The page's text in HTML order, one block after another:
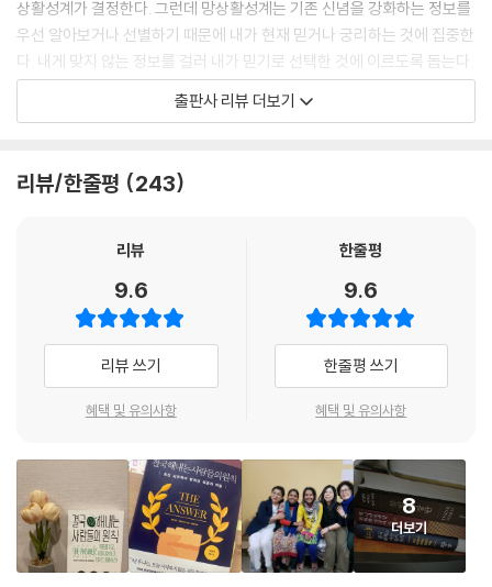
느니 저건 불가능하다느니 참견할 사람도 피하자. 딴지와 타박을 봉쇄하
자. 이 목록은 오직 나 자신에 대한 것이다. 꿈 목록을 꿈 도둑에게 보여 주
지 말자. 타인의 의견으로 자기 자신을 재단하지 말자.
치와 목적지 위치의 공간적 거리만 있는 것이 아니다. 어느 경우든 시간 개
가? 휴가 전까지 마쳐야 할 일들이 아직 남았는데 마감이 쿵쾅쿵쾅 다가오
고 있다는 생각이 초능력을 부른 것이다.마감의 힘은 이처럼 강력하다. 마
감은 사람들에게 박차를 가한다. 세상에 진행 중인 모든 프로젝트가 무사
히 완결되도록 채찍질한다.
지금의 내 처지와 형편 뒤에 숨은 진짜 원흉을 알고 싶은가? 내 재정 상태
싶은가? 간단하다. 거울 앞에 서 보라.
거기 범인이 있다. 범인은 바로 나 자신이다. 내 형편이 이렇게 된 것은 모
두 내 책임이다. 형편이 좋은 것도 내 덕분이고 형편이 나쁜 것도 내 탓이
다. 정신분열증이나 자폐증 같은 장애가 있는 게 아니라면, 회복 불능의 뇌
손상을 입은 게 아니라면, 극도로 억압적인 전체주의 사회에 사는 게 아니
상활성계가 결정한다. 그런데 망상활성계는 기존 신념을 강화하는 정보를
우선 알아보거나 선별하기 때문에 내가 현재 믿거나 궁리하는 것에 집중한
다. 내게 맞지 않는 정보를 걸러 내가 믿기로 선택한 것에 이르도록 돕는다.
같은 상황을 누구는 기회로 보고 누구는 난관으로 보는 것은 바로 이런 이
유 때문이다. 같은 사물이나 사건이라도 사람마다 부여하는 의미가 다르
다시 말해 우리의 뇌는 나의 신념 체계에 따라 내게 유리하게도 작용하고
는 사람은 그 믿음을 확인하고 강화하는 정보만을 보게 되고, 나아가 그 믿
있는 기회들을 망상활성계가 말끔히 치워주기 때문이다. 그 반대의 경우도
마찬가지다.
▼ 성공에 이르는 구체적인 방법!
미한 것만 선발해 나의 관심 속으로 밀어 넣고 나머지 무관한 정보는 미련
없이 잘라 낸다. 그러므로 원하는 것을 추상적 개념이 아니라 구체적이고
또렷한 그림으로 만들어 입력하는 것이 좋다. 특히, 평소에 긍정의 언어로
자신의 목표에 대해 소리 내어 말한다면, 망상활성계가 본격적으로 가동해
원하는 것을 내 앞에 대령할 때까지 멈추지 않을 것이다.
출판사 리뷰 더보기
리뷰/한줄평 243
리뷰
9.6
리뷰 쓰기
혜택 및 유의사항
한줄평
9.6
한줄평 쓰기
혜택 및 유의사항
8
더보기